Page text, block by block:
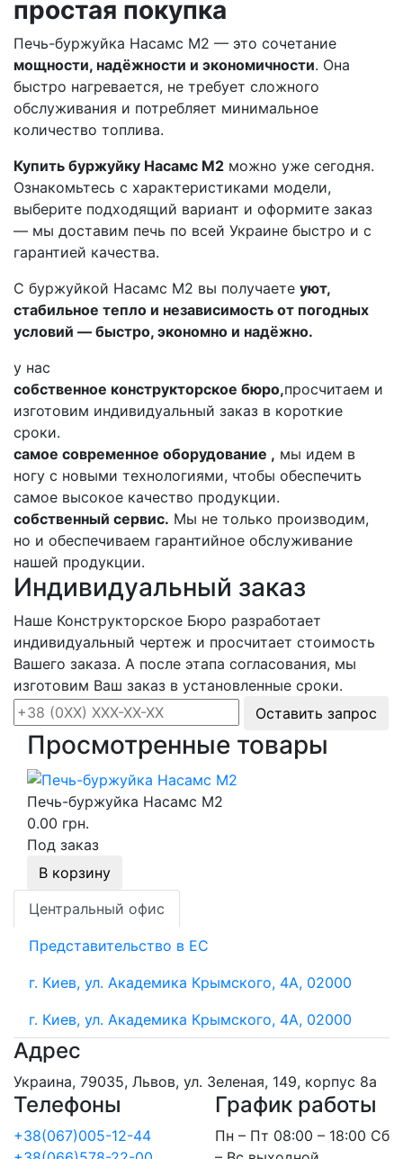
простая покупка
Печь-буржуйка Насамс М2 — это сочетание
мощности, надёжности и экономичности. Она
быстро нагревается, не требует сложного
обслуживания и потребляет минимальное
количество топлива.
Купить буржуйку Насамс М2 можно уже сегодня.
Ознакомьтесь с характеристиками модели,
выберите подходящий вариант и оформите заказ
— мы доставим печь по всей Украине быстро и с
гарантией качества.
С буржуйкой Насамс М2 вы получаете уют,
стабильное тепло и независимость от погодных
условий — быстро, экономно и надёжно.
у нас
собственное конструкторское бюро,просчитаем и
изготовим индивидуальный заказ в короткие
сроки.
самое современное оборудование , мы идем в
ногу с новыми технологиями, чтобы обеспечить
самое высокое качество продукции.
собственный сервис. Мы не только производим,
но и обеспечиваем гарантийное обслуживание
нашей продукции.
Индивидуальный заказ
Наше Конструкторское Бюро разработает
индивидуальный чертеж и просчитает стоимость
Вашего заказа. А после этапа согласования, мы
изготовим Ваш заказ в установленные сроки.
Оставить запрос
Просмотренные товары
Печь-буржуйка Насамс М2
0.00 грн.
Под заказ
В корзину
Центральный офис
Представительство в ЕС
г. Киев, ул. Академика Крымского, 4А, 02000
г. Киев, ул. Академика Крымского, 4А, 02000
Адрес
Украина, 79035, Львов, ул. Зеленая, 149, корпус 8а
Телефоны
+38(067)005-12-44
График работы
Пн – Пт 08:00 – 18:00 Сб